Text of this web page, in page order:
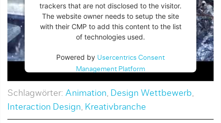
trackers that are not disclosed to the visitor.
The website owner needs to setup the site
with their CMP to add this content to the list
of technologies used.
Powered by Usercentrics Consent
Management Platform
Schlagwörter: Animation, Design Wettbewerb,
Interaction Design, Kreativbranche